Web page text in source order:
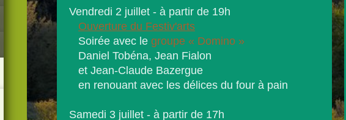
Vendredi 2 juillet - à partir de 19h
Ouverture du Festiv'arts
Soirée avec le groupe « Domino »
Daniel Tobéna, Jean Fialon
et Jean-Claude Bazergue
en renouant avec les délices du four à pain
Samedi 3 juillet - à partir de 17h